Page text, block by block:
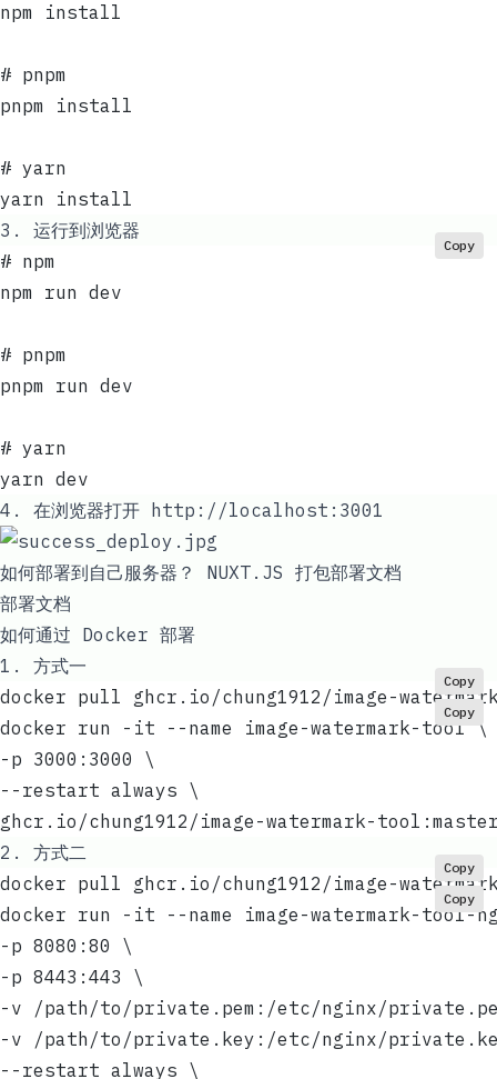
npm install
# pnpm
pnpm install
# yarn
yarn install
3. 运行到浏览器
# npm
npm run dev
# pnpm
pnpm run dev
# yarn
yarn dev
Copy
4. 在浏览器打开 http://localhost:3001
如何部署到自己服务器？ NUXT.JS 打包部署文档
部署文档
如何通过 Docker 部署
1. 方式一
docker pull ghcr.io/chung1912/image-
Copy
docker run -it --name image-watermark-tool \
-p 3000:3000 \
--restart always \
ghcr.io/chung1912/image-watermark-
Copy
2. 方式二
docker pull ghcr.io/chung1912/image-
Copy
docker run -it --name image-watermark-tool-
-p 8080:80 \
-p 8443:443 \
-v /path/to/private.pem:/etc/nginx/
-v /path/to/private.key:/etc/nginx/
--restart always \
Copy